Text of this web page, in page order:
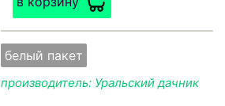
белый пакет
производитель: Уральский дачник